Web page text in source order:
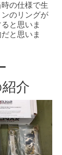
の仕様で生
のリングが
と思いま
と思いま
介